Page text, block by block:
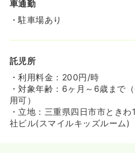
車通勤
・駐車場あり
託児所
・利用料金：200円/時
・対象年齢：6ヶ月～6歳まで
用可）
・立地：三重県四日市市とき
社ビル(スマイルキッズルーム)